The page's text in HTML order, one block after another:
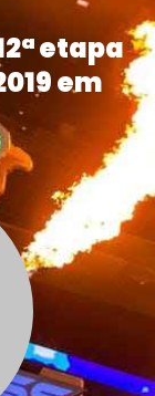
etapa
em